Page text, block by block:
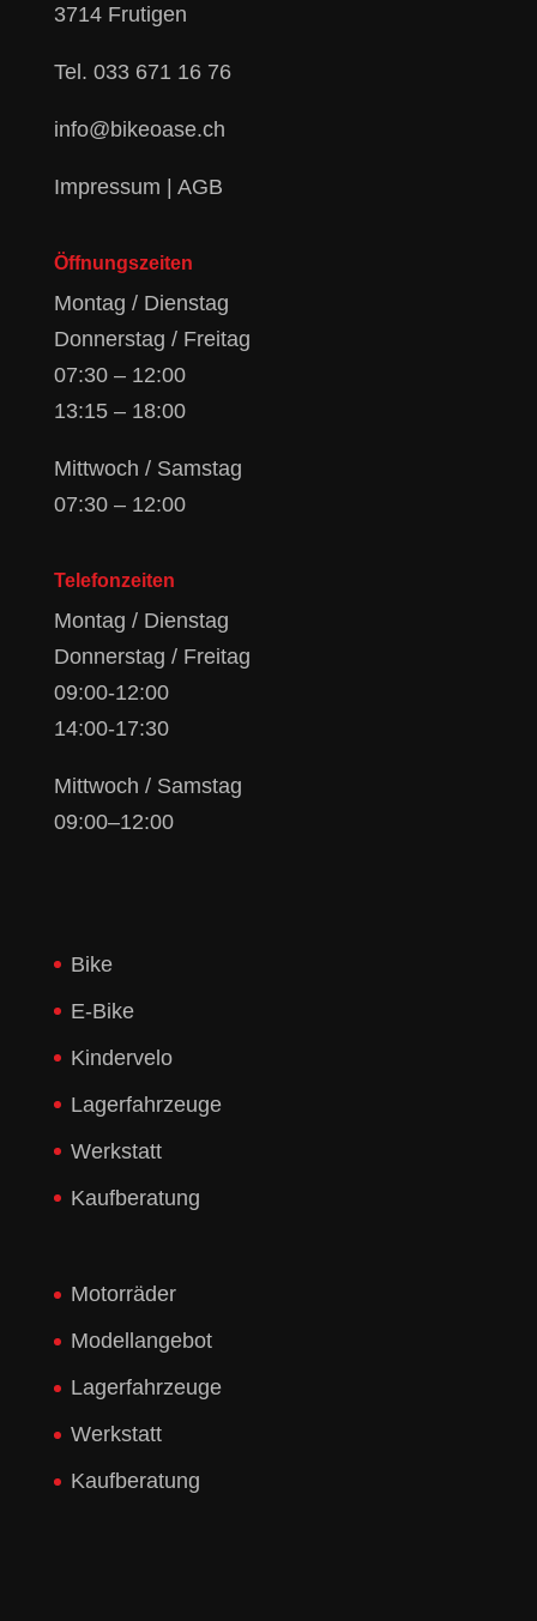
3714 Frutigen
Tel. 033 671 16 76
info@bikeoase.ch
Impressum | AGB
Öffnungszeiten
Montag / Dienstag
Donnerstag / Freitag
07:30 – 12:00
13:15 – 18:00
Mittwoch / Samstag
07:30 – 12:00
Telefonzeiten
Montag / Dienstag
Donnerstag / Freitag
09:00-12:00
14:00-17:30
Mittwoch / Samstag
09:00–12:00
Bike
E-Bike
Kindervelo
Lagerfahrzeuge
Werkstatt
Kaufberatung
Motorräder
Modellangebot
Lagerfahrzeuge
Werkstatt
Kaufberatung